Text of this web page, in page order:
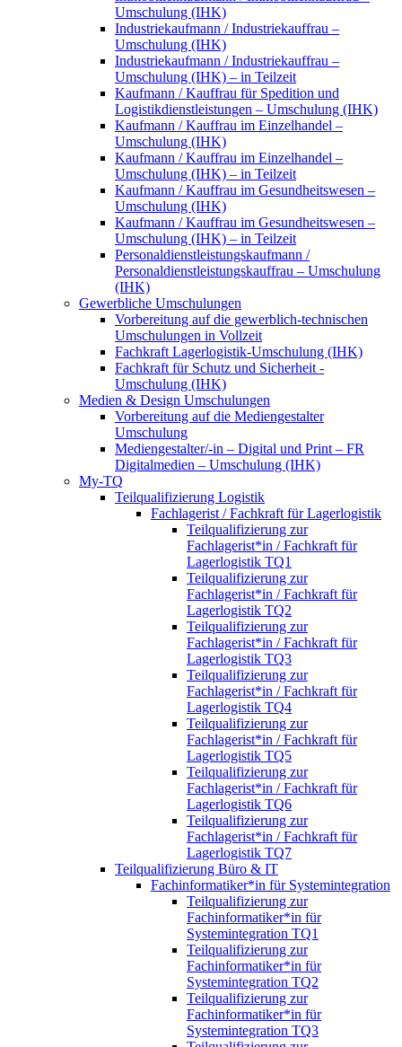
Umschulung (IHK)
Industriekaufmann / Industriekauffrau –
Umschulung (IHK)
Industriekaufmann / Industriekauffrau –
Umschulung (IHK) – in Teilzeit
Kaufmann / Kauffrau für Spedition und
Logistikdienstleistungen – Umschulung (IHK)
Kaufmann / Kauffrau im Einzelhandel –
Umschulung (IHK)
Kaufmann / Kauffrau im Einzelhandel –
Umschulung (IHK) – in Teilzeit
Kaufmann / Kauffrau im Gesundheitswesen –
Umschulung (IHK)
Kaufmann / Kauffrau im Gesundheitswesen –
Umschulung (IHK) – in Teilzeit
Personaldienstleistungskaufmann /
Personaldienstleistungskauffrau – Umschulung
(IHK)
Gewerbliche Umschulungen
Vorbereitung auf die gewerblich-technischen
Umschulungen in Vollzeit
Fachkraft Lagerlogistik-Umschulung (IHK)
Fachkraft für Schutz und Sicherheit -
Umschulung (IHK)
Medien & Design Umschulungen
Vorbereitung auf die Mediengestalter
Umschulung
Mediengestalter/-in – Digital und Print – FR
Digitalmedien – Umschulung (IHK)
My-TQ
Teilqualifizierung Logistik
Fachlagerist / Fachkraft für Lagerlogistik
Teilqualifizierung zur
Fachlagerist*in / Fachkraft für
Lagerlogistik TQ1
Teilqualifizierung zur
Fachlagerist*in / Fachkraft für
Lagerlogistik TQ2
Teilqualifizierung zur
Fachlagerist*in / Fachkraft für
Lagerlogistik TQ3
Teilqualifizierung zur
Fachlagerist*in / Fachkraft für
Lagerlogistik TQ4
Teilqualifizierung zur
Fachlagerist*in / Fachkraft für
Lagerlogistik TQ5
Teilqualifizierung zur
Fachlagerist*in / Fachkraft für
Lagerlogistik TQ6
Teilqualifizierung zur
Fachlagerist*in / Fachkraft für
Lagerlogistik TQ7
Teilqualifizierung Büro & IT
Fachinformatiker*in für Systemintegration
Teilqualifizierung zur
Fachinformatiker*in für
Systemintegration TQ1
Teilqualifizierung zur
Fachinformatiker*in für
Systemintegration TQ2
Teilqualifizierung zur
Fachinformatiker*in für
Systemintegration TQ3